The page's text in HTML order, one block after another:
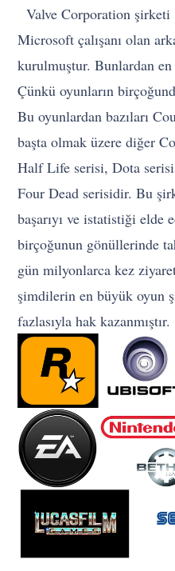
Valve Corporation şirketi
Microsoft çalışanı olan
kurulmuştur. Bunlardan en
Çünkü oyunların
Bu oyunlardan bazıları
başta olmak üzere diğer
Half Life serisi, Dota
Four Dead serisidir. Bu
başarıyı ve istatistiği elde
birçoğunun gönüllerinde
gün milyonlarca kez
şimdilerin en büyük oyun
fazlasıyla hak kazanmıştır.